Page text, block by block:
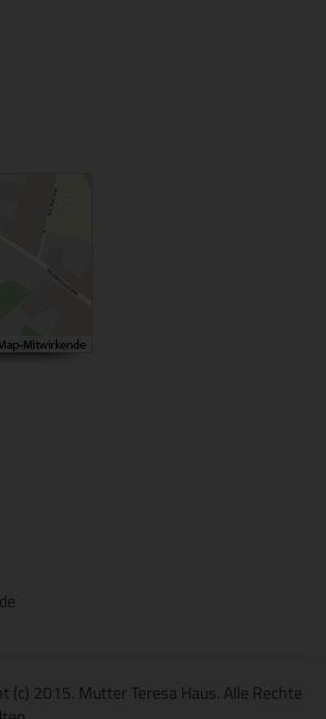
(c) 2015. Mutter Teresa Haus. Alle Rechte